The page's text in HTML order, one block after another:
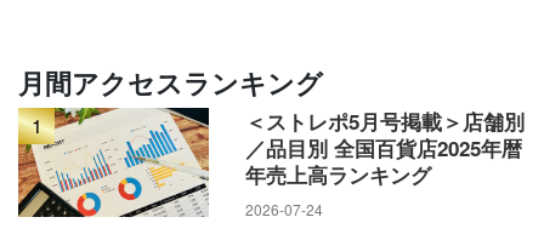
月間アクセスランキング
1
＜ストレポ5月号掲載＞店舗別
／品目別 全国百貨店2025年暦
年売上高ランキング
2026-07-24